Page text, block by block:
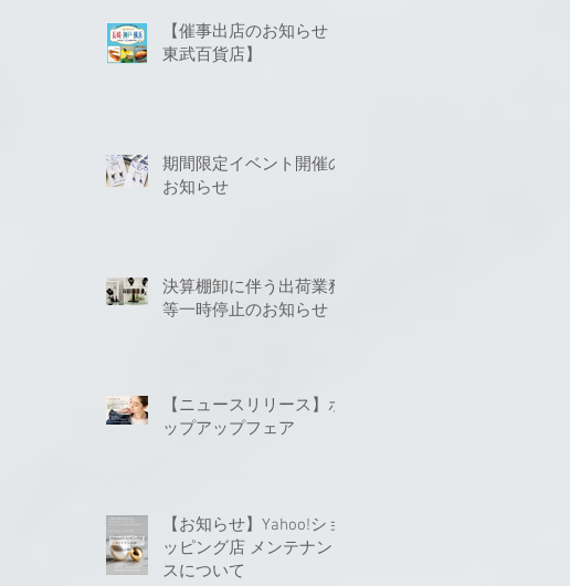
【催事出店のお知らせ
東武百貨店】
期間限定イベント開催の
お知らせ
決算棚卸に伴う出荷業務
等一時停止のお知らせ
【ニュースリリース】ポ
ップアップフェア
【お知らせ】Yahoo!ショ
ッピング店 メンテナン
スについて